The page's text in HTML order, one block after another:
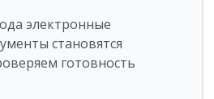
электронные
становятся
готовность